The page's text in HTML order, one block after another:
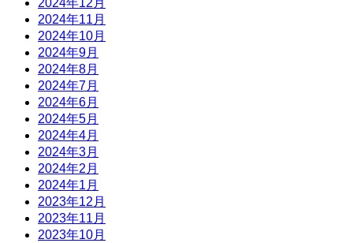
2024年11月
2024年10月
2024年9月
2024年8月
2024年7月
2024年6月
2024年5月
2024年4月
2024年3月
2024年2月
2024年1月
2023年12月
2023年11月
2023年10月